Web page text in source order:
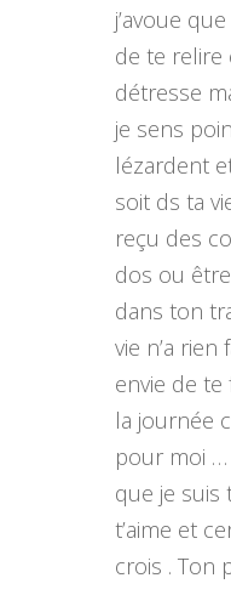
j’avoue
de te relire
détresse
je sens
lézardent
soit ds ta
reçu des
dos ou
dans ton
vie n’a rien
envie de te
la journée
pour moi …
que je suis
t’aime et
crois . Ton